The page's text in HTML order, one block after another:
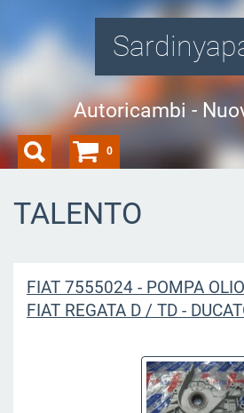
Autoricambi -
TALENTO
FIAT 7555024 - POMPA
FIAT REGATA D / TD -
0